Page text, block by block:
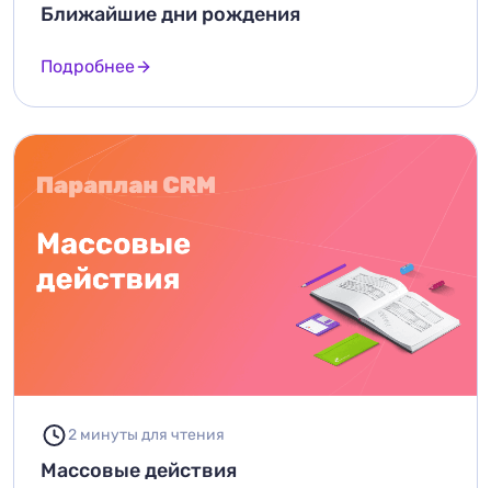
Ближайшие дни рождения
Подробнее
2 минуты для чтения
Массовые действия